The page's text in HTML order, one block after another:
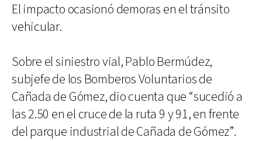
El impacto ocasionó demoras en el tránsito
vehicular.
Sobre el siniestro vial, Pablo Bermúdez,
subjefe de los Bomberos Voluntarios de
Cañada de Gómez, dio cuenta que “sucedió a
las 2.50 en el cruce de la ruta 9 y 91, en frente
del parque industrial de Cañada de Gómez”.